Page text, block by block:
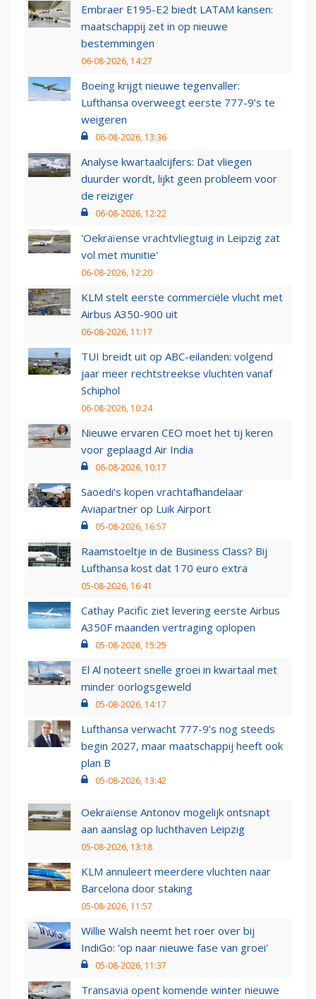
Embraer E195-E2 biedt LATAM kansen:
maatschappij zet in op nieuwe
bestemmingen
06-08-2026, 14:27
Boeing krijgt nieuwe tegenvaller:
Lufthansa overweegt eerste 777-9’s te
weigeren
06-08-2026, 13:36
Analyse kwartaalcijfers: Dat vliegen
duurder wordt, lijkt geen probleem voor
de reiziger
06-08-2026, 12:22
'Oekraïense vrachtvliegtuig in Leipzig zat
vol met munitie'
06-08-2026, 12:20
KLM stelt eerste commerciële vlucht met
Airbus A350-900 uit
06-08-2026, 11:17
TUI breidt uit op ABC-eilanden: volgend
jaar meer rechtstreekse vluchten vanaf
Schiphol
06-08-2026, 10:24
Nieuwe ervaren CEO moet het tij keren
voor geplaagd Air India
06-08-2026, 10:17
Saoedi’s kopen vrachtafhandelaar
Aviapartner op Luik Airport
05-08-2026, 16:57
Raamstoeltje in de Business Class? Bij
Lufthansa kost dat 170 euro extra
05-08-2026, 16:41
Cathay Pacific ziet levering eerste Airbus
A350F maanden vertraging oplopen
05-08-2026, 15:25
El Al noteert snelle groei in kwartaal met
minder oorlogsgeweld
05-08-2026, 14:17
Lufthansa verwacht 777-9’s nog steeds
begin 2027, maar maatschappij heeft ook
plan B
05-08-2026, 13:42
Oekraïense Antonov mogelijk ontsnapt
aan aanslag op luchthaven Leipzig
05-08-2026, 13:18
KLM annuleert meerdere vluchten naar
Barcelona door staking
05-08-2026, 11:57
Willie Walsh neemt het roer over bij
IndiGo: 'op naar nieuwe fase van groei'
05-08-2026, 11:37
Transavia opent komende winter nieuwe